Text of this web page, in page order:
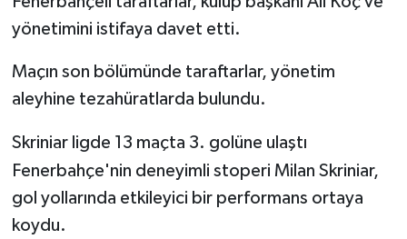
yönetimini istifaya davet etti.
Maçın son bölümünde taraftarlar, yönetim
aleyhine tezahüratlarda bulundu.
Skriniar ligde 13 maçta 3. golüne ulaştı
Fenerbahçe'nin deneyimli stoperi Milan Skriniar,
gol yollarında etkileyici bir performans ortaya
koydu.